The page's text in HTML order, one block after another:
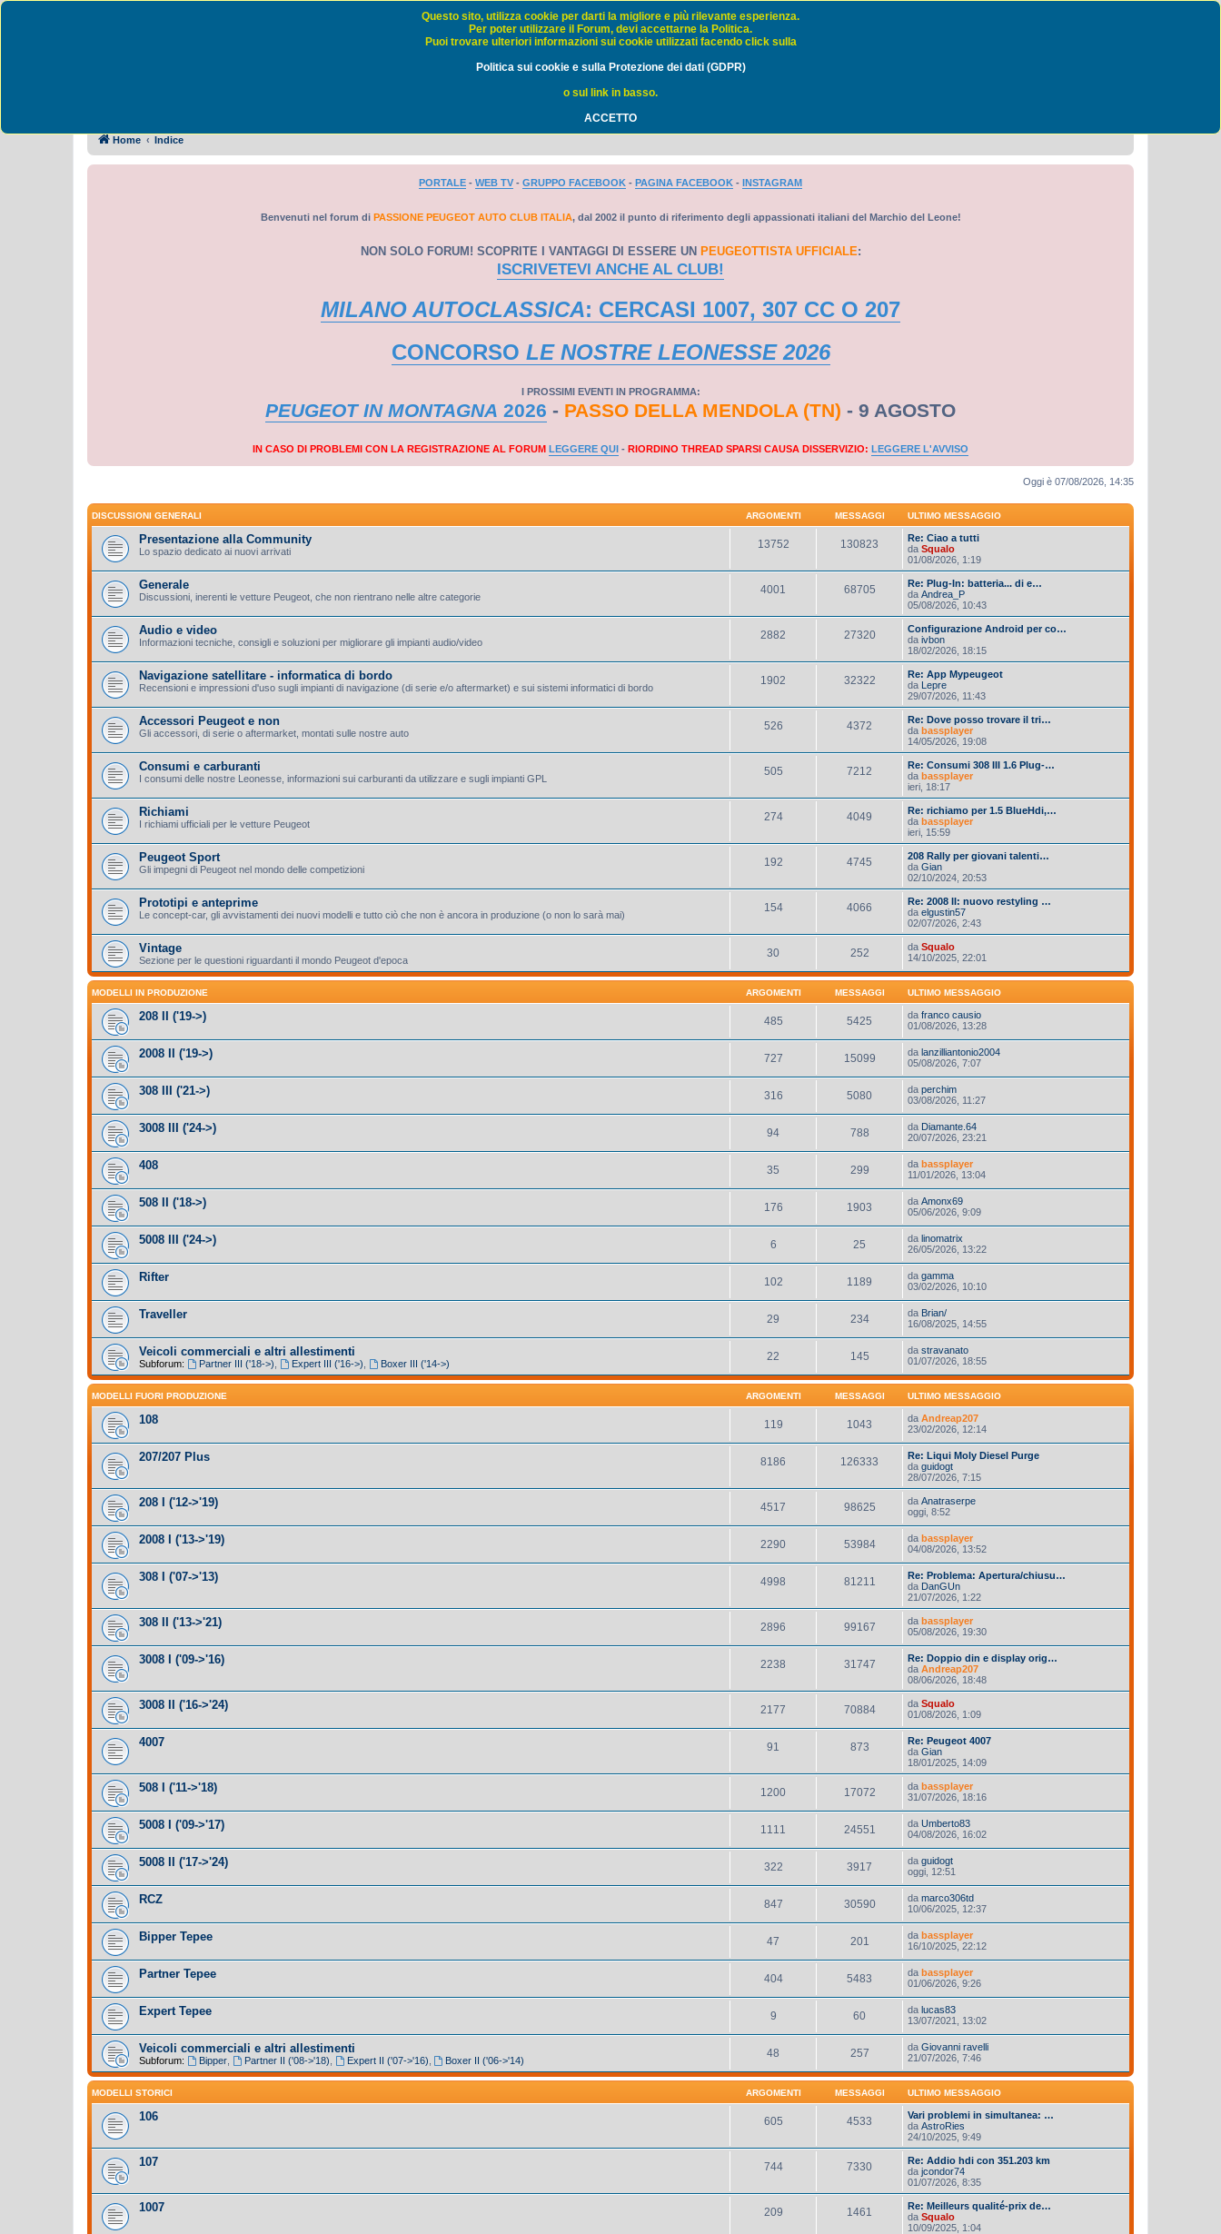
Home Indice
PORTALE - WEB TV - GRUPPO FACEBOOK - PAGINA FACEBOOK - INSTAGRAM
Benvenuti nel forum di PASSIONE PEUGEOT AUTO CLUB ITALIA, dal 2002 il punto di riferimento degli appassionati italiani del Marchio del Leone!
NON SOLO FORUM! SCOPRITE I VANTAGGI DI ESSERE UN PEUGEOTTISTA UFFICIALE:
ISCRIVETEVI ANCHE AL CLUB!
MILANO AUTOCLASSICA: CERCASI 1007, 307 CC O 207
CONCORSO LE NOSTRE LEONESSE 2026
I PROSSIMI EVENTI IN PROGRAMMA:
PEUGEOT IN MONTAGNA 2026 - PASSO DELLA MENDOLA (TN) - 9 AGOSTO
IN CASO DI PROBLEMI CON LA REGISTRAZIONE AL FORUM LEGGERE QUI - RIORDINO THREAD SPARSI CAUSA DISSERVIZIO: LEGGERE L'AVVISO
Oggi è 07/08/2026, 14:35
DISCUSSIONI GENERALI ARGOMENTI MESSAGGI ULTIMO MESSAGGIO
Presentazione alla Community
Lo spazio dedicato ai nuovi arrivati
13752 130823
Re: Ciao a tutti
da Squalo
01/08/2026, 1:19
Generale
Discussioni, inerenti le vetture Peugeot, che non rientrano nelle altre categorie
4001 68705
Re: Plug-In: batteria... di e…
da Andrea_P
05/08/2026, 10:43
Audio e video
Informazioni tecniche, consigli e soluzioni per migliorare gli impianti audio/video
2882 27320
Configurazione Android per co…
da ivbon
18/02/2026, 18:15
Navigazione satellitare - informatica di bordo
Recensioni e impressioni d'uso sugli impianti di navigazione (di serie e/o aftermarket) e sui sistemi informatici di bordo
1902 32322
Re: App Mypeugeot
da Lepre
29/07/2026, 11:43
Accessori Peugeot e non
Gli accessori, di serie o aftermarket, montati sulle nostre auto
526 4372
Re: Dove posso trovare il tri…
da bassplayer
14/05/2026, 19:08
Consumi e carburanti
I consumi delle nostre Leonesse, informazioni sui carburanti da utilizzare e sugli impianti GPL
505 7212
Re: Consumi 308 III 1.6 Plug-…
da bassplayer
ieri, 18:17
Richiami
I richiami ufficiali per le vetture Peugeot
274 4049
Re: richiamo per 1.5 BlueHdi,…
da bassplayer
ieri, 15:59
Peugeot Sport
Gli impegni di Peugeot nel mondo delle competizioni
192 4745
208 Rally per giovani talenti…
da Gian
02/10/2024, 20:53
Prototipi e anteprime
Le concept-car, gli avvistamenti dei nuovi modelli e tutto ciò che non è ancora in produzione (o non lo sarà mai)
154 4066
Re: 2008 II: nuovo restyling …
da elgustin57
02/07/2026, 2:43
Vintage
Sezione per le questioni riguardanti il mondo Peugeot d'epoca
30 252 da Squalo
14/10/2025, 22:01
MODELLI IN PRODUZIONE ARGOMENTI MESSAGGI ULTIMO MESSAGGIO
208 II ('19->) 485 5425 da franco causio
01/08/2026, 13:28
2008 II ('19->) 727 15099 da lanzilliantonio2004
05/08/2026, 7:07
308 III ('21->) 316 5080 da perchim
03/08/2026, 11:27
3008 III ('24->) 94 788 da Diamante.64
20/07/2026, 23:21
408 35 299 da bassplayer
11/01/2026, 13:04
508 II ('18->) 176 1903 da Amonx69
05/06/2026, 9:09
5008 III ('24->) 6 25 da linomatrix
26/05/2026, 13:22
Rifter 102 1189 da gamma
03/02/2026, 10:10
Traveller 29 234 da Brian/
16/08/2025, 14:55
Veicoli commerciali e altri allestimenti
Subforum: Partner III ('18->) Expert III ('16->) Boxer III ('14->)
22 145 da stravanato
01/07/2026, 18:55
MODELLI FUORI PRODUZIONE ARGOMENTI MESSAGGI ULTIMO MESSAGGIO
108 119 1043 da Andreap207
23/02/2026, 12:14
207/207 Plus 8186 126333
Re: Liqui Moly Diesel Purge
da guidogt
28/07/2026, 7:15
208 I ('12->'19) 4517 98625 da Anatraserpe
oggi, 8:52
2008 I ('13->'19) 2290 53984 da bassplayer
04/08/2026, 13:52
308 I ('07->'13) 4998 81211
Re: Problema: Apertura/chiusu…
da DanGUn
21/07/2026, 1:22
308 II ('13->'21) 2896 99167 da bassplayer
05/08/2026, 19:30
3008 I ('09->'16) 2238 31747
Re: Doppio din e display orig…
da Andreap207
08/06/2026, 18:48
3008 II ('16->'24) 2177 70884 da Squalo
01/08/2026, 1:09
4007 91 873
Re: Peugeot 4007
da Gian
18/01/2025, 14:09
508 I ('11->'18) 1200 17072 da bassplayer
31/07/2026, 18:16
5008 I ('09->'17) 1111 24551 da Umberto83
04/08/2026, 16:02
5008 II ('17->'24) 322 3917 da guidogt
oggi, 12:51
RCZ 847 30590 da marco306td
10/06/2025, 12:37
Bipper Tepee 47 201 da bassplayer
16/10/2025, 22:12
Partner Tepee 404 5483 da bassplayer
01/06/2026, 9:26
Expert Tepee 9 60 da lucas83
13/07/2021, 13:02
Veicoli commerciali e altri allestimenti
Subforum: Bipper, Partner II ('08->'18) Expert II ('07->'16) Boxer II ('06->'14)
48 257 da Giovanni ravelli
21/07/2026, 7:46
MODELLI STORICI ARGOMENTI MESSAGGI ULTIMO MESSAGGIO
106 605 4533
Vari problemi in simultanea: …
da AstroRies
24/10/2025, 9:49
107 744 7330
Re: Addio hdi con 351.203 km
da jcondor74
01/07/2026, 8:35
1007 209 1461
Re: Meilleurs qualité-prix de…
da Squalo
10/09/2025, 1:04
Questo sito, utilizza cookie per darti la migliore e più rilevante esperienza.
Per poter utilizzare il Forum, devi accettarne la Politica.
Puoi trovare ulteriori informazioni sui cookie utilizzati facendo click sulla
Politica sui cookie e sulla Protezione dei dati (GDPR)
o sul link in basso.
ACCETTO